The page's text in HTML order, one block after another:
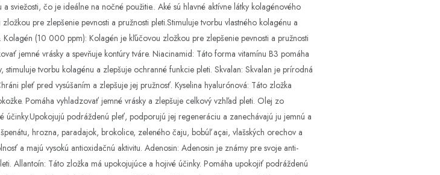
sviežosti, čo je ideálne na nočné použitie.. Aké sú hlavné aktívne látky kolagénového
pre zlepšenie pevnosti a pružnosti pleti.Stimuluje tvorbu vlastného kolagénu a
(10 000 ppm): Kolagén je kľúčovou zložkou pre zlepšenie pevnosti a pružnosti
jemné vrásky a spevňuje kontúry tváre. Niacinamid: Táto forma vitamínu B3 pomáha
tvorbu kolagénu a zlepšuje ochranné funkcie pleti. Skvalan: Skvalan je prírodná
pleť pred vysúšaním a zlepšuje jej pružnosť. Kyselina hyalurónová: Táto zložka
Pomáha vyhladzovať jemné vrásky a zlepšuje celkový vzhľad pleti. Olej zo
podráždenú pleť, podporujú jej regeneráciu a zanechávajú ju jemnú a
hrozna, paradajok, brokolice, zeleného čaju, bobúľ açai, vlašských orechov a
a majú vysokú antioxidačnú aktivitu. Adenosin: Adenosin je známy pre svoje anti-
Allantoín: Táto zložka má upokojujúce a hojivé účinky. Pomáha upokojiť podráždenú